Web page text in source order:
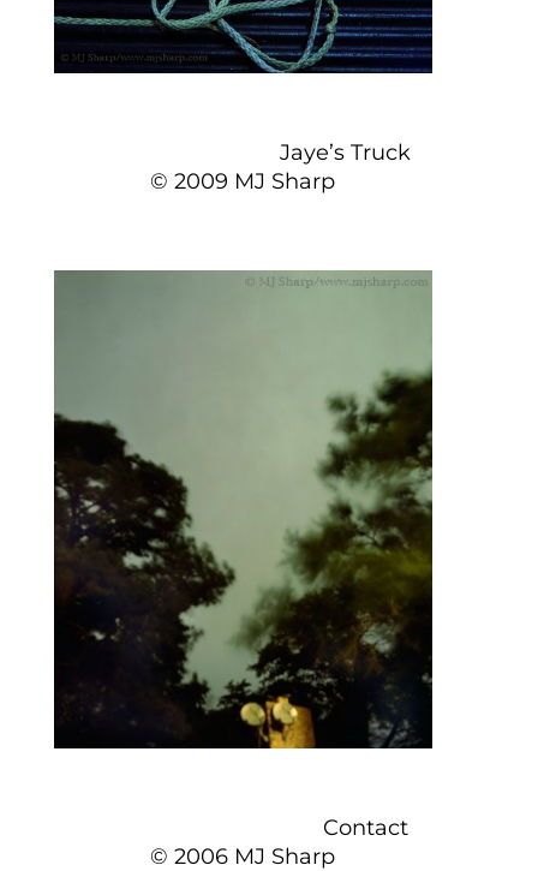
Jaye’s Truck
© 2009 MJ Sharp
Contact
© 2006 MJ Sharp